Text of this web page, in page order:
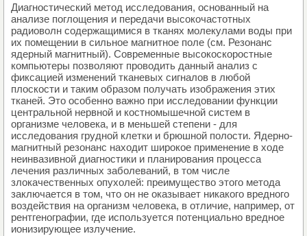
Диагностический метод исследования, основанный на
анализе поглощения и передачи высокочастотных
радиоволн содержащимися в тканях молекулами воды при
их помещении в сильное магнитное поле (см. Резонанс
ядерный магнитный). Современные высокоскоростные
компьютеры позволяют проводить данный анализ с
фиксацией изменений тканевых сигналов в любой
плоскости и таким образом получать изображения этих
тканей. Это особенно важно при исследовании функции
центральной нервной и костномышечной систем в
организме человека, и в меньшей степени - для
исследования грудной клетки и брюшной полости. Ядерно-
магнитный резонанс находит широкое применение в ходе
неинвазивной диагностики и планирования процесса
лечения различных заболеваний, в том числе
злокачественных опухолей: преимущество этого метода
заключается в том, что он не оказывает никакого вредного
воздействия на организм человека, в отличие, например, от
рентгенографии, где используется потенциально вредное
ионизирующее излучение.